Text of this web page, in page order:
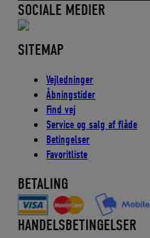
SOCIALE MEDIER
SITEMAP
Vejledninger
Åbningstider
Find vej
Service og salg af flåde
Betingelser
Favoritliste
BETALING
HANDELSBETINGELSER